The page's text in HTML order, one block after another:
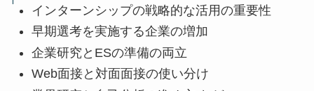
インターンシップの戦略的な活用の重要性
早期選考を実施する企業の増加
企業研究とESの準備の両立
Web面接と対面面接の使い分け